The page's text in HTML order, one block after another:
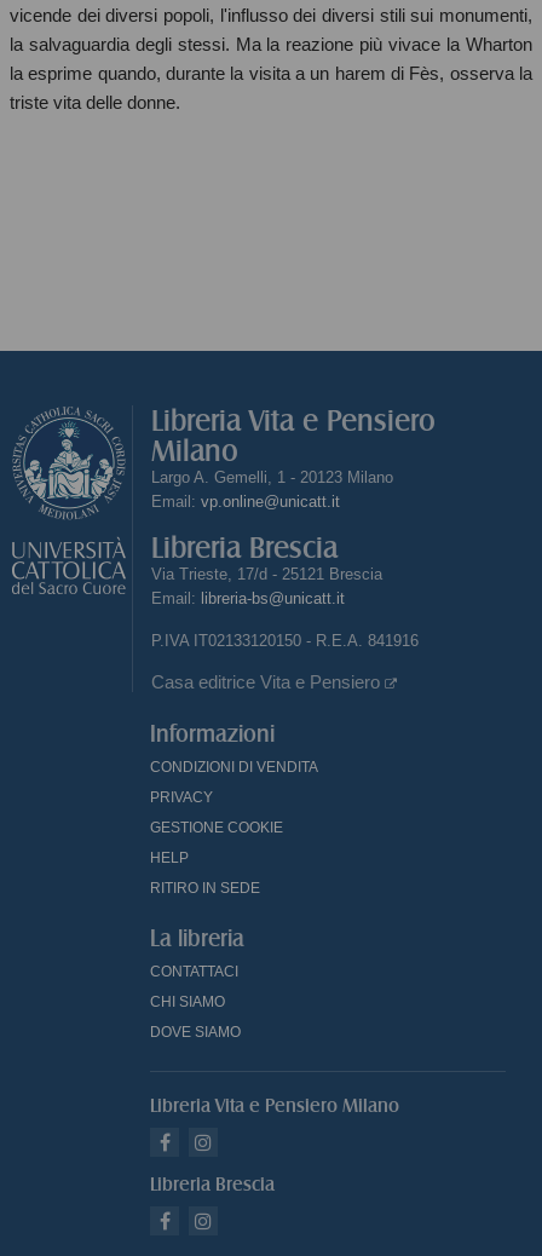
vicende dei diversi popoli, l'influsso dei diversi stili sui monumenti,
la salvaguardia degli stessi. Ma la reazione più vivace la Wharton
la esprime quando, durante la visita a un harem di Fès, osserva la
triste vita delle donne.
Libreria Vita e Pensiero
Milano
Largo A. Gemelli, 1 - 20123 Milano
Email: vp.online@unicatt.it
Libreria Brescia
Via Trieste, 17/d - 25121 Brescia
Email: libreria-bs@unicatt.it
P.IVA IT02133120150 - R.E.A. 841916
Casa editrice Vita e Pensiero
Informazioni
CONDIZIONI DI VENDITA
PRIVACY
GESTIONE COOKIE
HELP
RITIRO IN SEDE
La libreria
CONTATTACI
CHI SIAMO
DOVE SIAMO
Libreria Vita e Pensiero Milano
Libreria Brescia